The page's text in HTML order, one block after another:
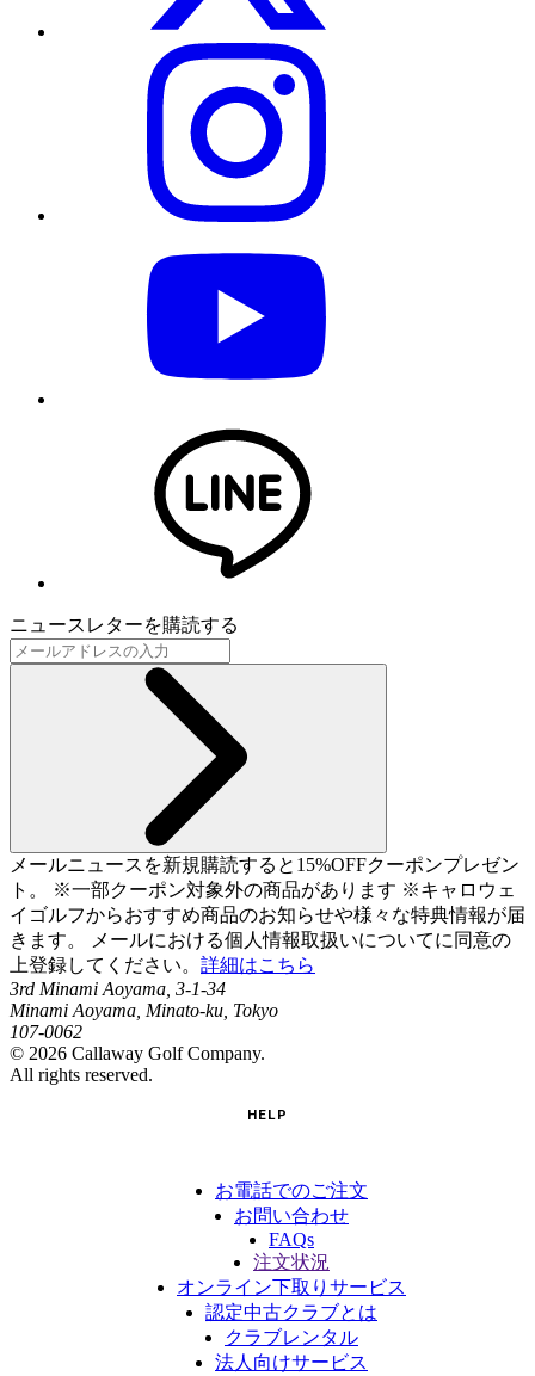
ニュースレターを購読する
メールニュースを新規購読すると15%OFFクーポンプレゼン
ト。 ※一部クーポン対象外の商品があります ※キャロウェ
イゴルフからおすすめ商品のお知らせや様々な特典情報が届
きます。 メールにおける個人情報取扱いについてに同意の
上登録してください。 詳細はこちら
3rd Minami Aoyama, 3-1-34
Minami Aoyama, Minato-ku, Tokyo
107-0062
© 2026 Callaway Golf Company.
All rights reserved.
HELP
お電話でのご注文
お問い合わせ
FAQs
注文状況
オンライン下取りサービス
認定中古クラブとは
クラブレンタル
法人向けサービス